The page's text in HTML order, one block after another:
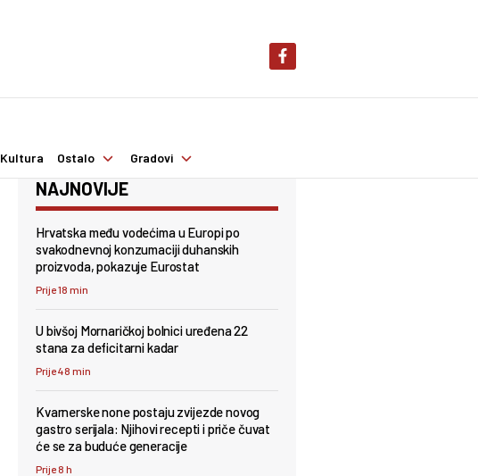
Kultura Ostalo Gradovi
NAJNOVIJE
Hrvatska među vodećima u Europi po
svakodnevnoj konzumaciji duhanskih
proizvoda, pokazuje Eurostat
Prije 18 min
U bivšoj Mornaričkoj bolnici uređena 22
stana za deficitarni kadar
Prije 48 min
Kvarnerske none postaju zvijezde novog
gastro serijala: Njihovi recepti i priče čuvat
će se za buduće generacije
Prije 8 h